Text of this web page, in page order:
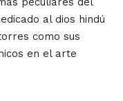
al dios hindú
como sus
en el arte